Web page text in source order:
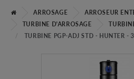
ARROSAGE
ARROSEUR
TURBINE D'ARROSAGE
TURBINE PGP-ADJ STD - HUNTER -